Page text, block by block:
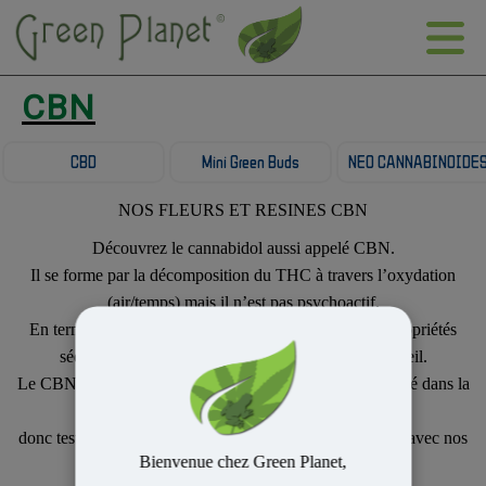
Bienvenue chez Green Planet,
CBN
CBD Mini Green Buds NEO
NOS FLEURS ET RESINES CBN
Découvrez le cannabidol aussi appelé CBN.
Il se forme par la décomposition du THC à travers l’oxydation
(air/temps) mais il n’est pas psychoactif.
En termes d'effets, le CBN est souvent associé à des propriétés
sédatives et peut être utilisé pour favoriser le sommeil.
Le CBN est un produit que l’on retrouve en faible quantité dans la
plante,
donc testez dès maintenant les qualités de ce produit rare avec nos
fleurs et nos résines !